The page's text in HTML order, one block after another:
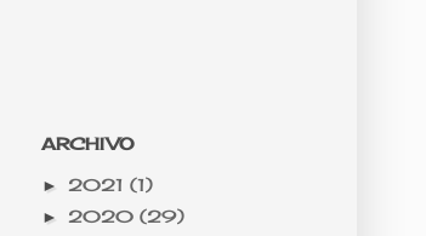
ARCHIVO
► 2021 (1)
► 2020 (29)